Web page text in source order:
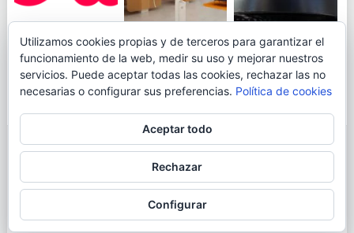
JUEGA AL
CANICÓDROMO
DIGITAL DE
OPENBANK
ING TOCA SUELO EN
LA RENTABILIDAD
DE SU CUENTA
NARANJA: 0,01% TAE
EVO BANK
PERMITIRÁ
INGRESAR DINERO
DESDE LAS OFICINAS
© 2026BLOGAHORRO.
CONTACTA CON EL AUTOR
MAPA DE LA WEB
MÁS INFORMACIÓN SOBRE LAS COOKIES
POLÍTICA DE COOKIES
Utilizamos cookies propias y de terceros para garantizar el
funcionamiento de la web, medir su uso y mejorar nuestros
servicios. Puede aceptar todas las cookies, rechazar las no
necesarias o configurar sus preferencias. Política de cookies
Aceptar todo
Rechazar
Configurar